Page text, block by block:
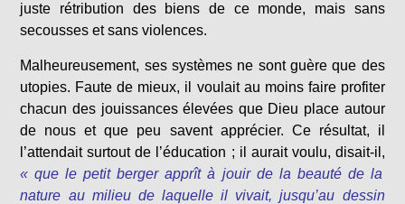
juste rétribution des biens de ce monde, mais sans
secousses et sans violences.
Malheureusement, ses systèmes ne sont guère que des
utopies. Faute de mieux, il voulait au moins faire profiter
chacun des jouissances élevées que Dieu place autour
de nous et que peu savent apprécier. Ce résultat, il
l’attendait surtout de l’éducation ; il aurait voulu, disait-il,
« que le petit berger apprît à jouir de la beauté de la
nature au milieu de laquelle il vivait, jusqu’au dessin